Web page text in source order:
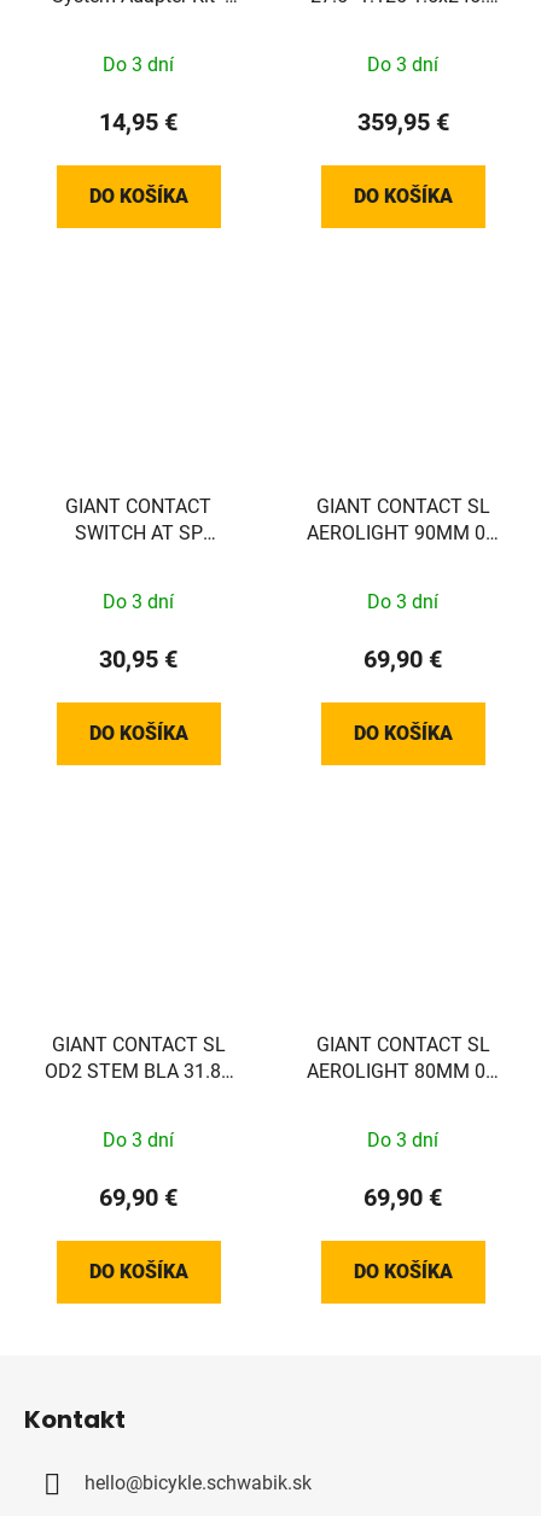
Do 3 dní
14,95 €
DO KOŠÍKA
MATT,W/15X110MM
Do 3 dní
359,95 €
DO KOŠÍKA
GIANT CONTACT
SWITCH AT SP
Do 3 dní
30,95 €
DO KOŠÍKA
GIANT CONTACT SL
AEROLIGHT 90MM 0D
Do 3 dní
69,90 €
DO KOŠÍKA
GIANT CONTACT SL
OD2 STEM BLA 31.8X
Do 3 dní
69,90 €
DO KOŠÍKA
GIANT CONTACT SL
AEROLIGHT 80MM 0D
Do 3 dní
69,90 €
DO KOŠÍKA
Kontakt
hello@bicykle.schwabik.sk